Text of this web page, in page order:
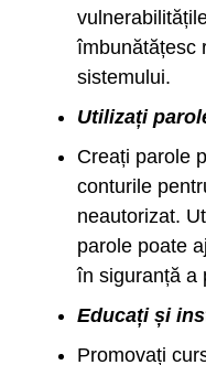
îmbunătățesc
sistemului.
Utilizați
Creați parole
conturile
neautorizat.
parole poate
în siguranță a
Educați și
Promovați